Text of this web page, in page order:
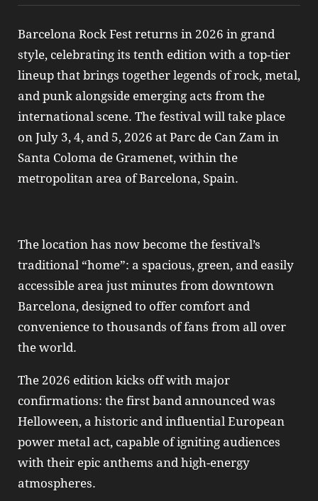
Barcelona Rock Fest returns in 2026 in grand
style, celebrating its tenth edition with a top-tier
lineup that brings together legends of rock, metal,
and punk alongside emerging acts from the
international scene. The festival will take place
on July 3, 4, and 5, 2026 at Parc de Can Zam in
Santa Coloma de Gramenet, within the
metropolitan area of Barcelona, Spain.
The location has now become the festival’s
traditional “home”: a spacious, green, and easily
accessible area just minutes from downtown
Barcelona, designed to offer comfort and
convenience to thousands of fans from all over
the world.
The 2026 edition kicks off with major
confirmations: the first band announced was
Helloween, a historic and influential European
power metal act, capable of igniting audiences
with their epic anthems and high-energy
atmospheres.